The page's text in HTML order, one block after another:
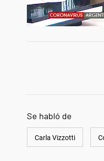
Se habló de
Carla Vizzotti